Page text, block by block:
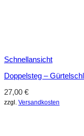
Schnellansicht
Doppelsteg –
27,00 €
zzgl. Versandkosten